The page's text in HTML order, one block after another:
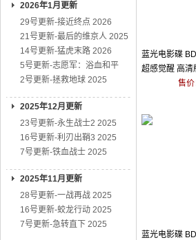
2026年1月更新
29号更新-接近终点 2026
21号更新-最后的维京人 2025
14号更新-猛虎末路 2026
5号更新-志愿军：浴血和平
2号更新-拯救地球 2025
2025年12月更新
23号更新-永生战士2 2025
16号更新-利刃出鞘3 2025
7号更新-铁血战士 2025
2025年11月更新
28号更新-一战再战 2025
16号更新-蛟龙行动 2025
7号更新-急转直下 2025
蓝光电影碟
超感觉醒 高清
售
蓝光电影碟